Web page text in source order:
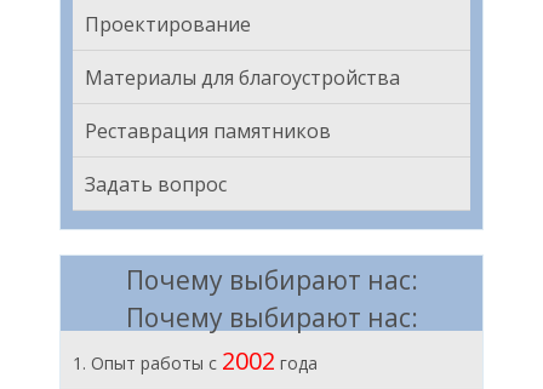
Проектирование
Материалы для благоустройства
Реставрация памятников
Задать вопрос
Почему выбирают нас:
Почему выбирают нас:
1. Опыт работы с 2002 года